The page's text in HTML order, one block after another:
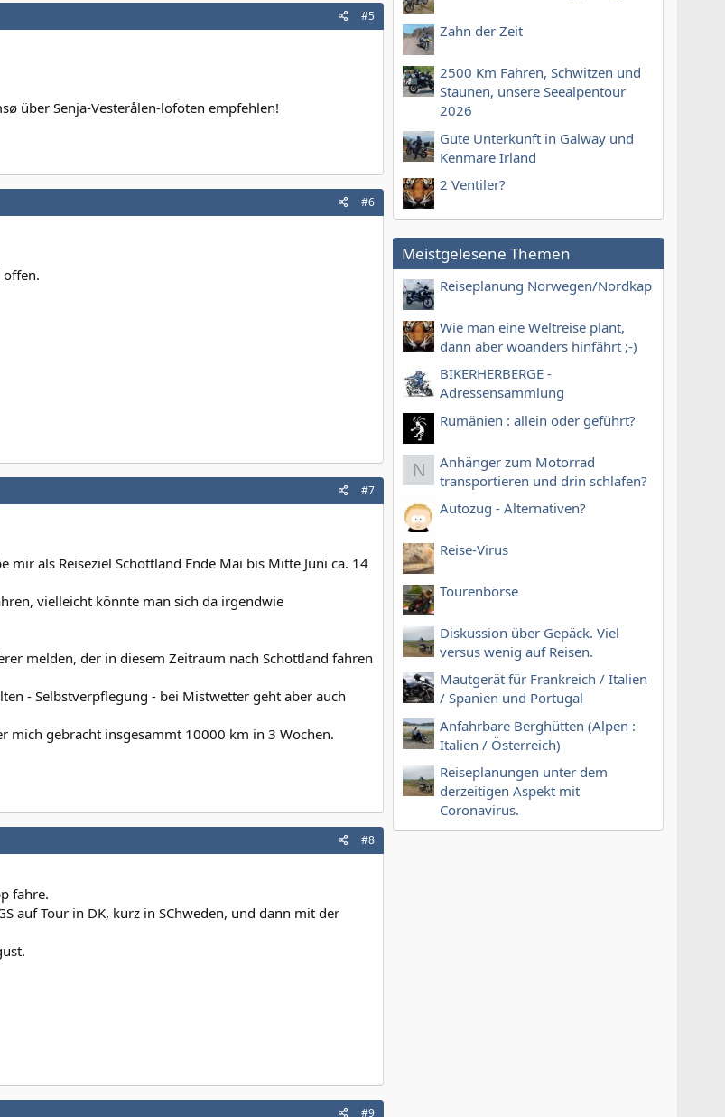
#5
über Senja-Vesterålen-lofoten empfehlen!
#6
offen.
#7
als Reiseziel Schottland Ende Mai bis Mitte Juni ca. 14
vielleicht könnte man sich da irgendwie
melden, der in diesem Zeitraum nach Schottland fahren
- Selbstverpflegung - bei Mistwetter geht aber auch
mich gebracht insgesammt 10000 km in 3 Wochen.
#8
fahre.
auf Tour in DK, kurz in SChweden, und dann mit der
#9
Zahn der Zeit
2500 Km Fahren, Schwitzen und
Staunen, unsere Seealpentour
2026
Gute Unterkunft in Galway und
Kenmare Irland
2 Ventiler?
Meistgelesene Themen
Reiseplanung Norwegen/Nordkap
Wie man eine Weltreise plant,
dann aber woanders hinfährt ;-)
BIKERHERBERGE -
Adressensammlung
Rumänien : allein oder geführt?
N
Anhänger zum Motorrad
transportieren und drin schlafen?
Autozug - Alternativen?
Reise-Virus
Tourenbörse
Diskussion über Gepäck. Viel
versus wenig auf Reisen.
Mautgerät für Frankreich / Italien
/ Spanien und Portugal
Anfahrbare Berghütten (Alpen :
Italien / Österreich)
Reiseplanungen unter dem
derzeitigen Aspekt mit
Coronavirus.